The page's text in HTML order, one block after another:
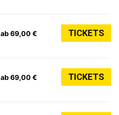
ab 69,00 € TICKETS
ab 69,00 € TICKETS